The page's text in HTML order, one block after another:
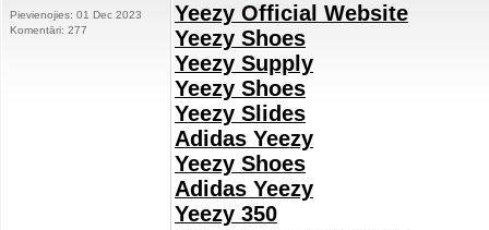
Pievienojies: 01 Dec 2023
Komentāri: 277
Yeezy Official Website
Yeezy Shoes
Yeezy Supply
Yeezy Shoes
Yeezy Slides
Adidas Yeezy
Yeezy Shoes
Adidas Yeezy
Yeezy 350